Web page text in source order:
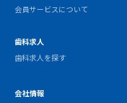
会員サービスについて
歯科求人
歯科求人を探す
会社情報